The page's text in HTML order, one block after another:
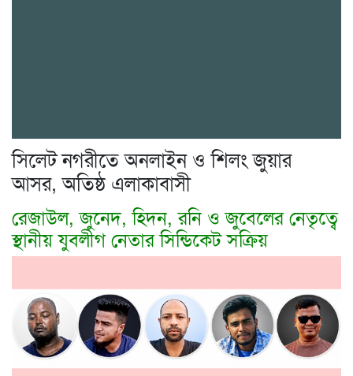
সিলেট নগরীতে অনলাইন ও শিলং জুয়ার
আসর, অতিষ্ঠ এলাকাবাসী
রেজাউল, জুনেদ, হিদন, রনি ও জুবেলের নেতৃত্বে
স্থানীয় যুবলীগ নেতার সিন্ডিকেট সক্রিয়